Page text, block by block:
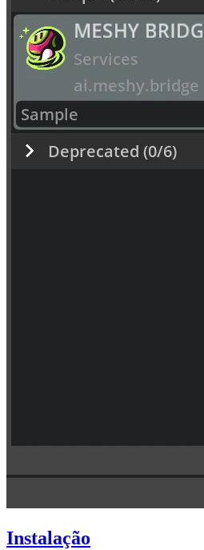
Instalação